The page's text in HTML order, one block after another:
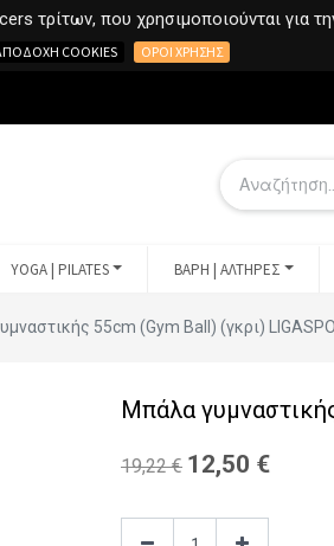
τρίτων, που χρησιμοποιούνται για
COOKIES ΌΡΟΙ ΧΡΉΣΗΣ
YOGA | PILATES ΒΑΡΗ | ΑΛΤΗΡΕΣ
55cm (Gym Ball) (γκρι)
Μπάλα
19,22€ 12,50 €